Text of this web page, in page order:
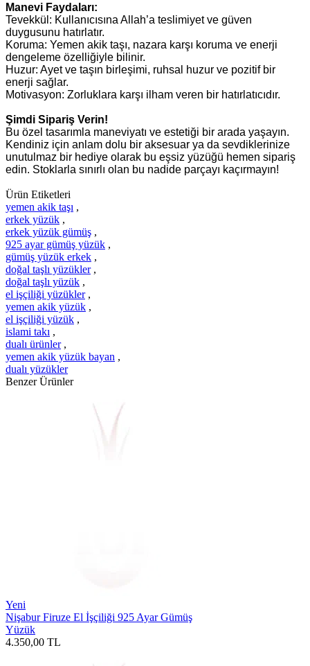
Manevi Faydaları:
Tevekkül: Kullanıcısına Allah’a teslimiyet ve güven
duygusunu hatırlatır.
Koruma: Yemen akik taşı, nazara karşı koruma ve enerji
dengeleme özelliğiyle bilinir.
Huzur: Ayet ve taşın birleşimi, ruhsal huzur ve pozitif bir
enerji sağlar.
Motivasyon: Zorluklara karşı ilham veren bir hatırlatıcıdır.
Şimdi Sipariş Verin!
Bu özel tasarımla maneviyatı ve estetiği bir arada yaşayın.
Kendiniz için anlam dolu bir aksesuar ya da sevdiklerinize
unutulmaz bir hediye olarak bu eşsiz yüzüğü hemen sipariş
edin. Stoklarla sınırlı olan bu nadide parçayı kaçırmayın!
Ürün Etiketleri
yemen akik taşı ,
erkek yüzük ,
erkek yüzük gümüş ,
925 ayar gümüş yüzük ,
gümüş yüzük erkek ,
doğal taşlı yüzükler ,
doğal taşlı yüzük ,
el işçiliği yüzükler ,
yemen akik yüzük ,
el işçiliği yüzük ,
islami takı ,
dualı ürünler ,
yemen akik yüzük bayan ,
dualı yüzükler
Benzer Ürünler
Yeni
Nişabur Firuze El İşçiliği 925 Ayar Gümüş
Yüzük
4.350,00 TL